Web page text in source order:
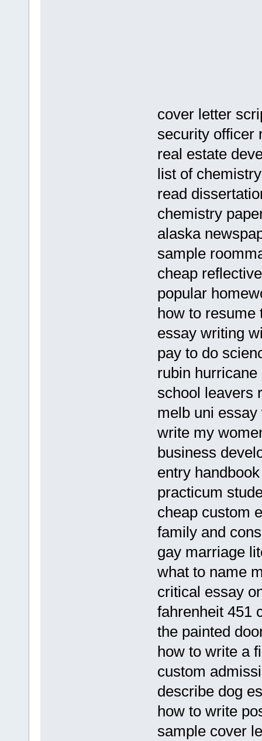
cover letter
security officer
real estate
list of
read
chemistry
alaska
sample
cheap
popular
how to resume
essay writing
pay to do
rubin
school leavers
melb uni
write my
business
entry
practicum
cheap custom
family and
gay marriage
what to name
critical essay
fahrenheit 451
the painted
how to write a
custom
describe dog
how to write
sample cover